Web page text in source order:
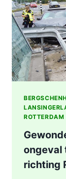
ROTTERDAM
ongeval
richting